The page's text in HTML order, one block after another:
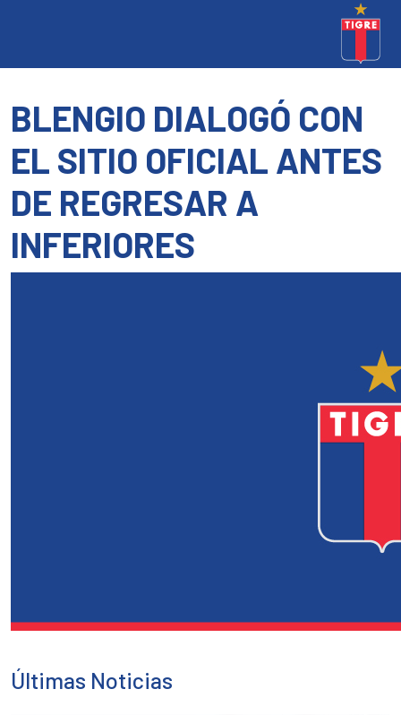
BLENGIO DIALOGÓ CON
EL SITIO OFICIAL ANTES
DE REGRESAR A
INFERIORES
Últimas Noticias